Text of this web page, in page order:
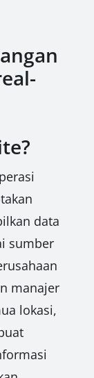
data
sumber
manajer
lokasi,